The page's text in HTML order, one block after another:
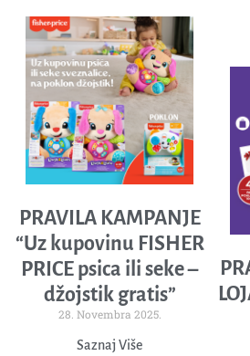
PRAVILA KAMPANJE
“Uz kupovinu FISHER
PRICE psica ili seke –
džojstik gratis”
28. Novembra 2025.
Saznaj Više